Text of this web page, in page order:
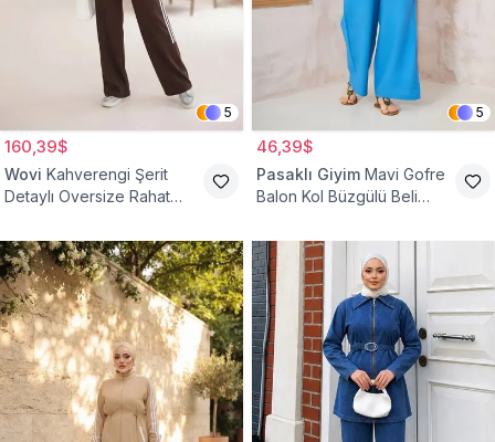
5
160,39$
Wovi Kahverengi Şerit
Detaylı Oversize Rahat
5
46,39$
Pasaklı Giyim Mavi Gofre
Balon Kol Büzgülü Beli
Takım